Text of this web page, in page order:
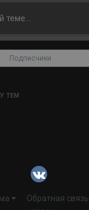
теме...
Подписчики
ТЕМ
Обратная связь